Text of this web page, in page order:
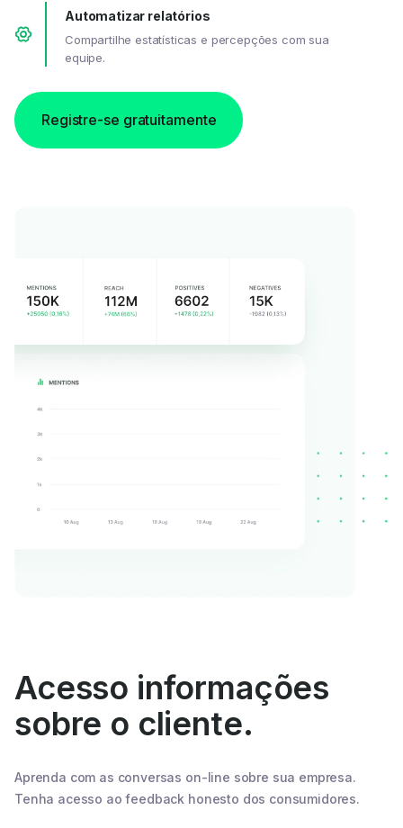
Automatizar relatórios
Compartilhe estatísticas e percepções com sua
equipe.
Registre-se gratuitamente
Acesso informações
sobre o cliente.
Aprenda com as conversas on-line sobre sua empresa.
Tenha acesso ao feedback honesto dos consumidores.